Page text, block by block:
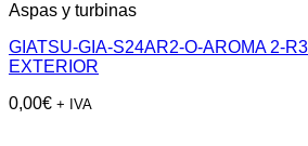
Aspas y turbinas
GIATSU-GIA-S24AR2-O-AROMA 2-
EXTERIOR
0,00€ + IVA